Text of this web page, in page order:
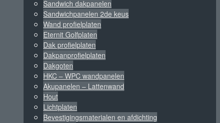
Sandwich dakpanelen
Sandwichpanelen 2de keus
Wand profielplaten
Eternit Golfplaten
Dak profielplaten
Dakpanprofielplaten
Dakgoten
HKC – WPC wandpanelen
Akupanelen – Lattenwand
Hout
Lichtplaten
Bevestigingsmaterialen en afdichting